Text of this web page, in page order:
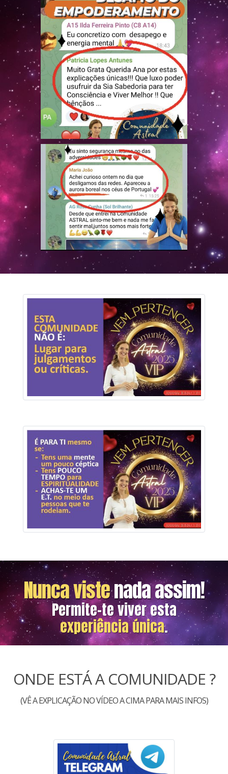
Nunca vistenada assim!
Permite-te viver esta
experiência única.
ONDE ESTÁ A COMUNIDADE ?
(VÊ A EXPLICAÇÃO NO VÍDEO A CIMA PARA MAIS INFOS)